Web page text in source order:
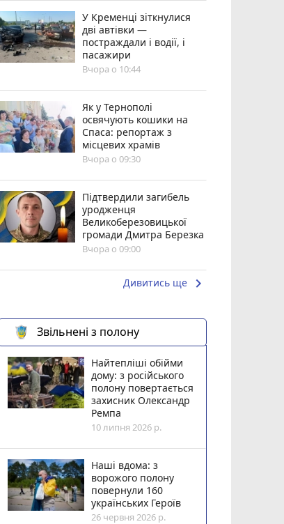
У Кременці зіткнулися
дві автівки —
постраждали і водії, і
пасажири
Вчора о 10:44
Як у Тернополі
освячують кошики на
Спаса: репортаж з
місцевих храмів
Вчора о 09:30
Підтвердили загибель
уродженця
Великоберезовицької
громади Дмитра Березка
Вчора о 09:00
Дивитись ще keyboard_arrow_right
Звільнені з полону
Найтепліші обійми
дому: з російського
полону повертається
захисник Олександр
Ремпа
10 липня 2026 р.
Наші вдома: з
ворожого полону
повернули 160
українських Героїв
26 червня 2026 р.